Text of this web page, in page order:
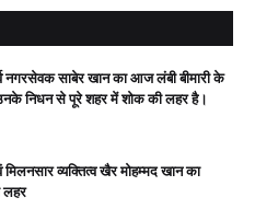
नगरसेवक साबेर खान का आज लंबी बीमारी के
निधन से पूरे शहर में शोक की लहर है।
व्यक्तित्व खैर मोहम्मद खान का
लहर